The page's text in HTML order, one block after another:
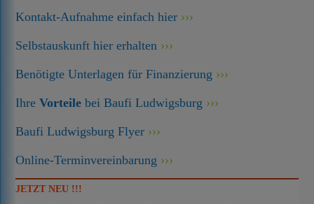
Kontakt-Aufnahme einfach hier
Selbstauskunft hier erhalten
Benötigte Unterlagen für Finanzierung
IhreVorteile bei Baufi Ludwigsburg
Baufi Ludwigsburg Flyer
Online-Terminvereinbarung
JETZT NEU !!!